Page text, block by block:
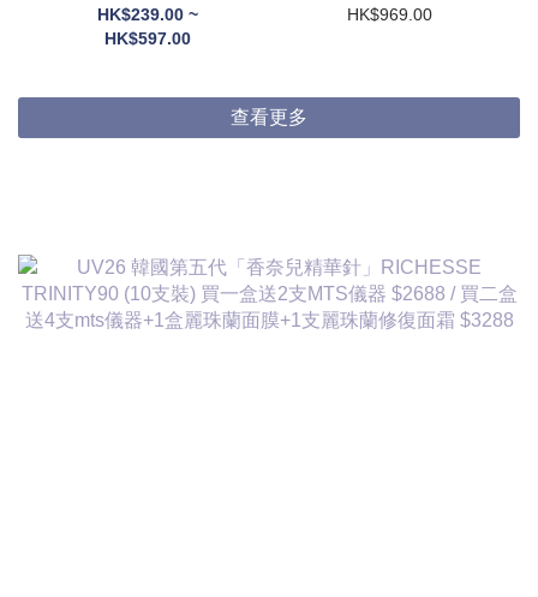
$199/1 買三支送6支
10ML旅行裝
HK$239.00 ~
HK$597.00
AMPOULE 6ml*6EA 奧
HK$969.00
查看更多